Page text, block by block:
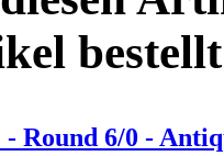
Round 6/0 -